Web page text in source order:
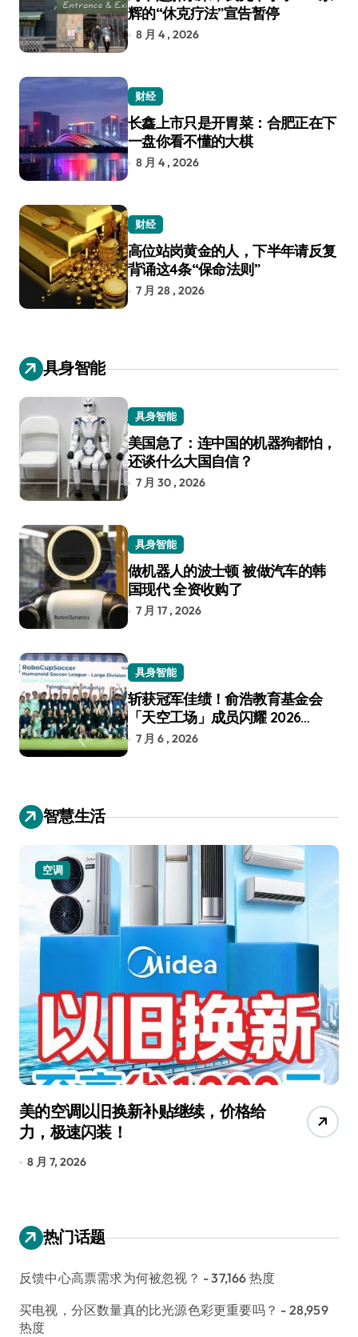
辉的“休克疗法”宣告暂停
8 月 4 , 2026
财经
长鑫上市只是开胃菜：合肥正在下
一盘你看不懂的大棋
8 月 4 , 2026
财经
高位站岗黄金的人，下半年请反复
背诵这4条“保命法则”
7 月 28 , 2026
具身智能
具身智能
美国急了：连中国的机器狗都怕，
还谈什么大国自信？
7 月 30 , 2026
具身智能
做机器人的波士顿 被做汽车的韩
国现代 全资收购了
7 月 17 , 2026
具身智能
斩获冠军佳绩！俞浩教育基金会
「天空工场」成员闪耀 2026
RoboCup 机器人世界杯
7 月 6 , 2026
智慧生活
空调
美的空调以旧换新补贴继续，价格给
力，极速闪装！
8 月 7, 2026
热门话题
反馈中心高票需求为何被忽视？ - 37,166 热度
买电视，分区数量真的比光源色彩更重要吗？ - 28,959
热度